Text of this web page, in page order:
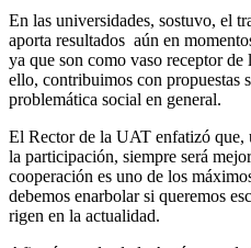
En las universidades, sostuvo, el
aporta resultados aún en
ya que son como vaso receptor
ello, contribuimos con propuestas
problemática social en general.
El Rector de la UAT enfatizó que,
la participación, siempre será
cooperación es uno de los
debemos enarbolar si queremos
rigen en la actualidad.